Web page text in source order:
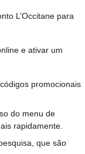
L’Occitane para
e ativar um
promocionais
do menu de
rapidamente.
que são